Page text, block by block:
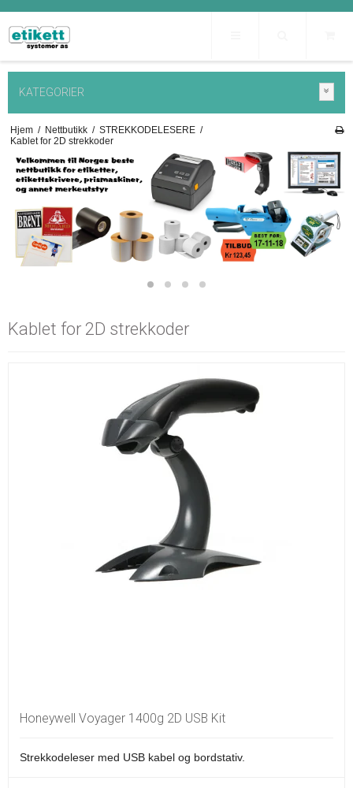
KATEGORIER
Hjem / Nettbutikk / STREKKODELESERE /
Kablet for 2D strekkoder
Kablet for 2D strekkoder
Honeywell Voyager 1400g 2D USB Kit
Strekkodeleser med USB kabel og bordstativ.